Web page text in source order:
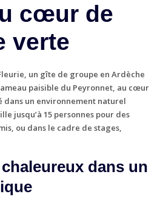
cœur de
verte
, un gîte de groupe en Ardèche
paisible du Peyronnet, au cœur
dans un environnement naturel
jusqu’à 15 personnes pour des
ou dans le cadre de stages,
dans un